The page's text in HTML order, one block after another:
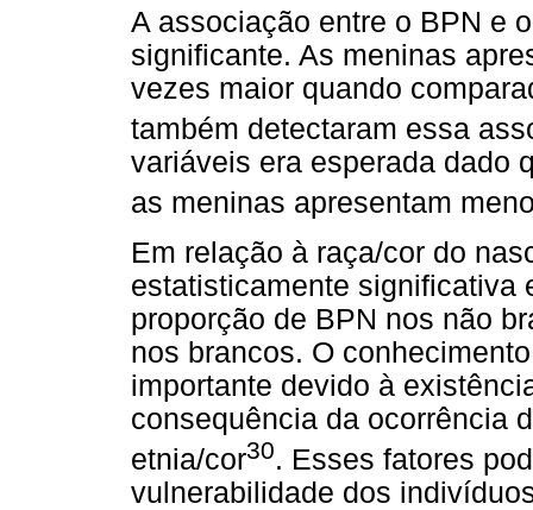
A associação entre o BPN e
significante. As meninas
vezes maior quando
também detectaram essa
variáveis era esperada dado
as meninas apresentam
Em relação à raça/cor do
estatisticamente significativa
proporção de BPN nos não
nos brancos. O
importante devido à
consequência da ocorrência
etnia/cor30. Esses fatores
vulnerabilidade dos